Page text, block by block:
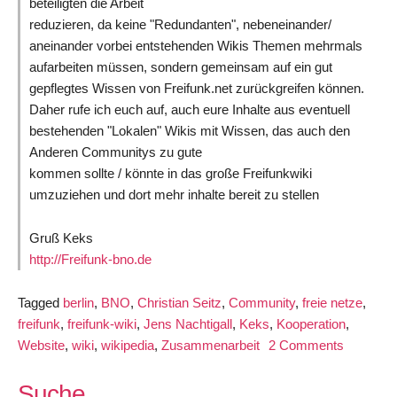
beteiligten die Arbeit
reduzieren, da keine "Redundanten", nebeneinander/
aneinander vorbei entstehenden Wikis Themen mehrmals
aufarbeiten müssen, sondern gemeinsam auf ein gut
gepflegtes Wissen von Freifunk.net zurückgreifen können.
Daher rufe ich euch auf, auch eure Inhalte aus eventuell
bestehenden "Lokalen" Wikis mit Wissen, das auch den
Anderen Communitys zu gute
kommen sollte / könnte in das große Freifunkwiki
umzuziehen und dort mehr inhalte bereit zu stellen
Gruß Keks
http://Freifunk-bno.de
Tagged berlin, BNO, Christian Seitz, Community, freie netze,
freifunk, freifunk-wiki, Jens Nachtigall, Keks, Kooperation,
Website, wiki, wikipedia, Zusammenarbeit 2 Comments